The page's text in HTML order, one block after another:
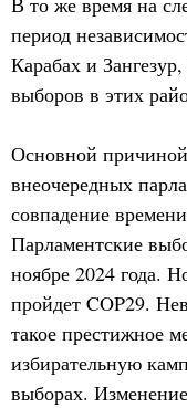
период
Карабах и
выборов в этих
Основной
внеочередных
совпадение
Парламентские
ноябре 2024 года.
пройдет COP29.
такое престижное
избирательную
выборах.